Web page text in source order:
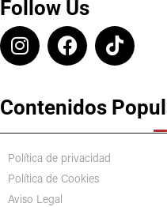
Follow Us
Contenidos
Política de privacidad
Política de Cookies
Aviso Legal